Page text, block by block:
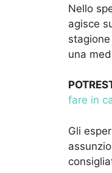
Nello
agisce
una
fare in
Gli